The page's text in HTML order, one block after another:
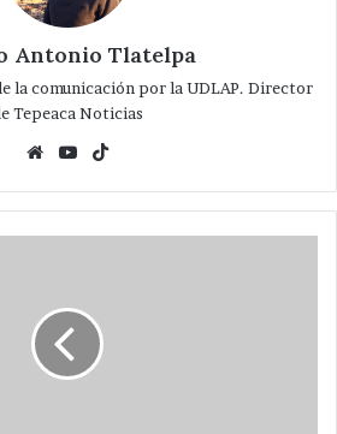
Antonio Tlatelpa
la comunicación por la UDLAP. Director
Tepeaca Noticias
WebsiteYouTube